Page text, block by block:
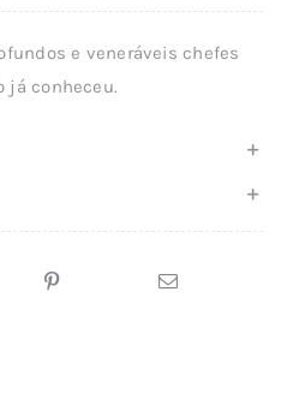
e veneráveis chefes
já conheceu.